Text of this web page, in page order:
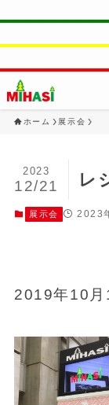
ホーム 展示会
レ
2023
12/21
展示会 2023
2019年10月